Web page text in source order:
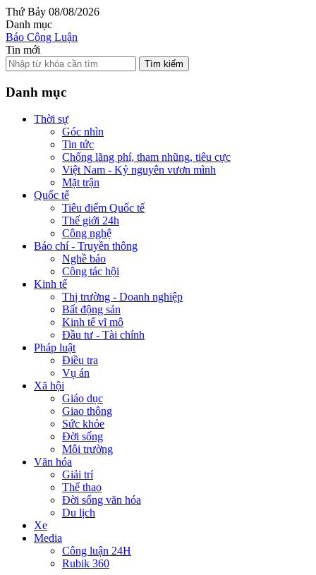
Thứ Bảy 08/08/2026
Danh mục
Báo Công Luận
Tin mới
Tìm kiếm
Danh mục
Thời sự
Góc nhìn
Tin tức
Chống lãng phí, tham nhũng, tiêu cực
Việt Nam - Kỷ nguyên vươn mình
Mặt trận
Quốc tế
Tiêu điểm Quốc tế
Thế giới 24h
Công nghệ
Báo chí - Truyền thông
Nghề báo
Công tác hội
Kinh tế
Thị trường - Doanh nghiệp
Bất động sản
Kinh tế vĩ mô
Đầu tư - Tài chính
Pháp luật
Điều tra
Vụ án
Xã hội
Giáo dục
Giao thông
Sức khỏe
Đời sống
Môi trường
Văn hóa
Giải trí
Thể thao
Đời sống văn hóa
Du lịch
Xe
Media
Công luận 24H
Rubik 360